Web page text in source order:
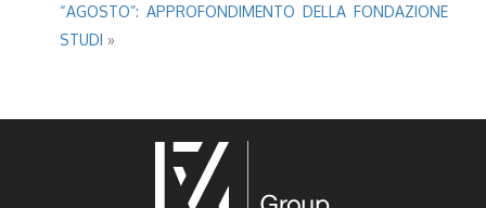
“AGOSTO”: APPROFONDIMENTO DELLA FONDAZIONE
STUDI »